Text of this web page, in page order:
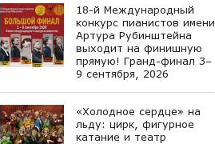
18-й Международный
конкурс пианистов имени
Артура Рубинштейна
выходит на финишную
прямую! Гранд-финал 3–
9 сентября, 2026
«Холодное сердце» на
льду: цирк, фигурное
катание и театр